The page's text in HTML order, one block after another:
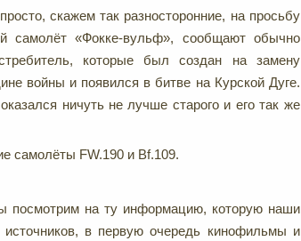
скажем так разносторонние, на просьбу
самолёт «Фокке-вульф», сообщают обычно
которые был создан на замену
войны и появился в битве на Курской Дуге.
ничуть не лучше старого и его так же
самолёты FW.190 и Bf.109.
посмотрим на ту информацию, которую наши
в первую очередь кинофильмы и